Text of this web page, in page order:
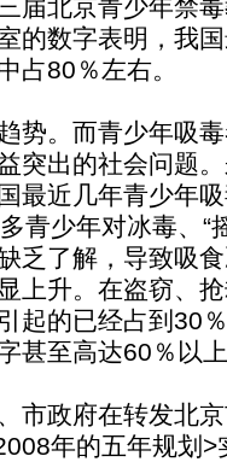
届北京青少年禁
的数字表明，我
占80％左右。
势。而青少年吸
突出的社会问题
最近几年青少年
青少年对冰毒、“
乏了解，导致吸
上升。在盗窃、
起的已经占到30
甚至高达60％以
政府在转发北京
年的五年规划